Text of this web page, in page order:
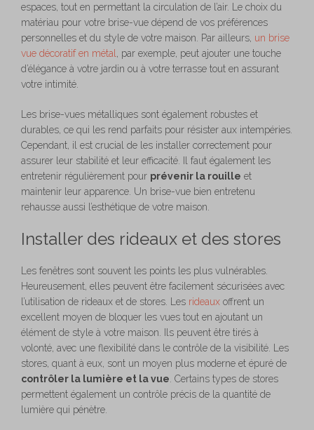
espaces, tout en permettant la circulation de l’air. Le choix du
matériau pour votre brise-vue dépend de vos préférences
personnelles et du style de votre maison. Par ailleurs, un brise
vue décoratif en métal
, par exemple, peut ajouter une touche
d’élégance à votre jardin ou à votre terrasse tout en assurant
votre intimité.
Les brise-vues métalliques sont également robustes et
durables, ce qui les rend parfaits pour résister aux intempéries.
Cependant, il est crucial de les installer correctement pour
assurer leur stabilité et leur efficacité. Il faut également les
entretenir régulièrement pour prévenir la rouille et
maintenir leur apparence. Un brise-vue bien entretenu
rehausse aussi l’esthétique de votre maison.
Installer des rideaux et des stores
Les fenêtres sont souvent les points les plus vulnérables.
Heureusement, elles peuvent être facilement sécurisées avec
l’utilisation de rideaux et de stores. Les rideaux offrent un
excellent moyen de bloquer les vues tout en ajoutant un
élément de style à votre maison. Ils peuvent être tirés à
volonté, avec une flexibilité dans le contrôle de la visibilité. Les
stores, quant à eux, sont un moyen plus moderne et épuré de
contrôler la lumière et la vue . Certains types de stores
permettent également un contrôle précis de la quantité de
lumière qui pénètre.